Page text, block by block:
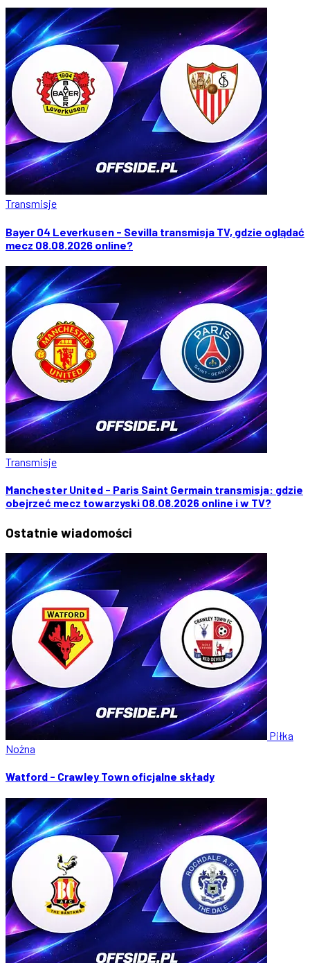
Transmisje
Bayer 04 Leverkusen - Sevilla transmisja TV, gdzie oglądać
mecz 08.08.2026 online?
Transmisje
Manchester United - Paris Saint Germain transmisja: gdzie
obejrzeć mecz towarzyski 08.08.2026 online i w TV?
Ostatnie wiadomości
Piłka
Nożna
Watford - Crawley Town oficjalne składy